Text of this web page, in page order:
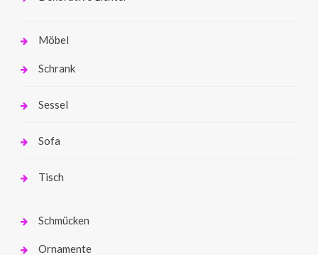
Möbel
Schrank
Sessel
Sofa
Tisch
Schmücken
Ornamente